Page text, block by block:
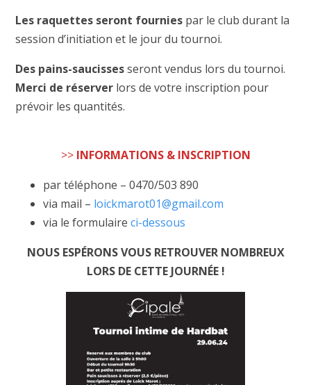
Les raquettes seront fourniespar le club durant la
session d’initiation et le jour du tournoi.
Des pains-saucissesseront vendus lors du tournoi.
Merci de réserverlors de votre inscription pour
prévoir les quantités.
>> INFORMATIONS & INSCRIPTION
par téléphone – 0470/503 890
via mail – loickmarot01@gmail.com
via le formulaire ci-dessous
NOUS ESPÉRONS VOUS RETROUVER NOMBREUX
LORS DE CETTE JOURNÉE !